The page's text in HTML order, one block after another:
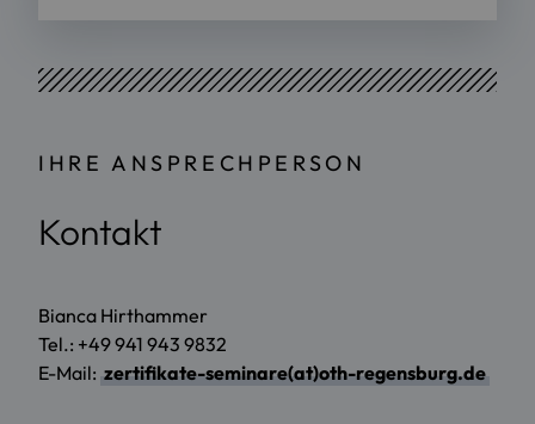
IHRE ANSPRECHPERSON
Kontakt
Bianca Hirthammer
Tel.: +49 941 943 9832
E-Mail: zertifikate-seminare(at)oth-regensburg.de